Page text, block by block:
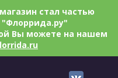
стал частью
"Флоррида.ру"
Вы можете на нашем